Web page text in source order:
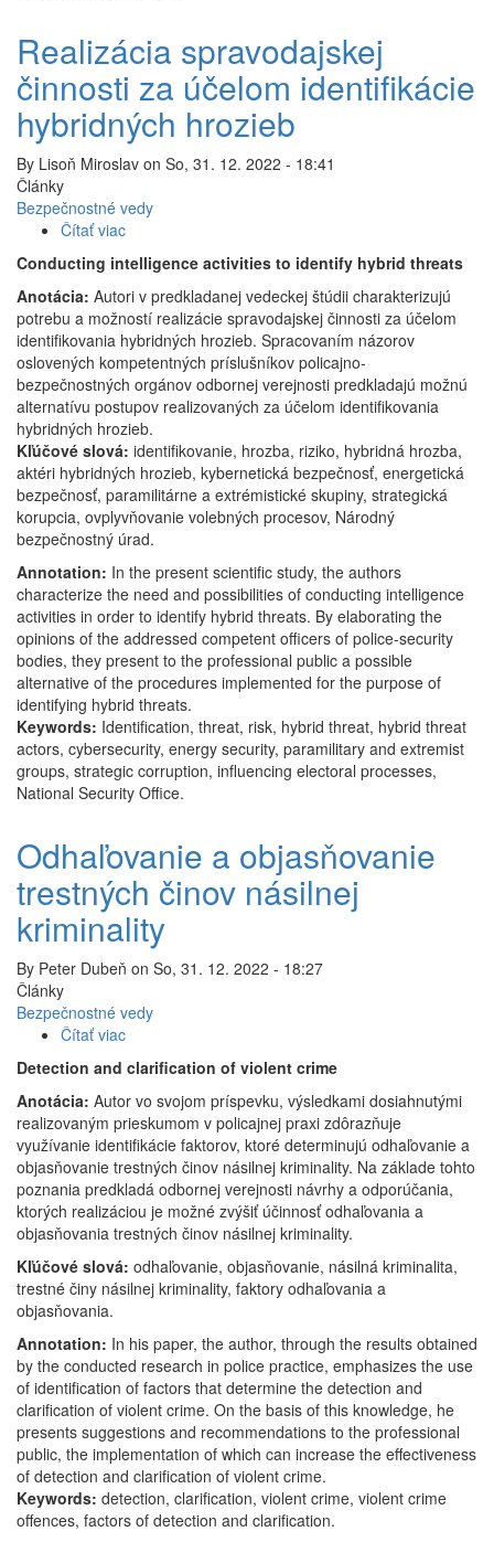
Realizácia spravodajskej
činnosti za účelom identifikácie
hybridných hrozieb
By Lisoň Miroslav on So, 31. 12. 2022 - 18:41
Články
Bezpečnostné vedy
Čítať viac
Realizácia
spravodajskej
činnosti
za
účelom
identifikácie
hybridných
hrozieb
Conducting intelligence activities to identify hybrid threats
Anotácia: Autori v predkladanej vedeckej štúdii charakterizujú
potrebu a možností realizácie spravodajskej činnosti za účelom
identifikovania hybridných hrozieb. Spracovaním názorov
oslovených kompetentných príslušníkov policajno-
bezpečnostných orgánov odbornej verejnosti predkladajú možnú
alternatívu postupov realizovaných za účelom identifikovania
hybridných hrozieb.
Kľúčové slová: identifikovanie, hrozba, riziko, hybridná hrozba,
aktéri hybridných hrozieb, kybernetická bezpečnosť, energetická
bezpečnosť, paramilitárne a extrémistické skupiny, strategická
korupcia, ovplyvňovanie volebných procesov, Národný
bezpečnostný úrad.
Annotation: In the present scientific study, the authors
characterize the need and possibilities of conducting intelligence
activities in order to identify hybrid threats. By elaborating the
opinions of the addressed competent officers of police-security
bodies, they present to the professional public a possible
alternative of the procedures implemented for the purpose of
identifying hybrid threats.
Keywords: Identification, threat, risk, hybrid threat, hybrid threat
actors, cybersecurity, energy security, paramilitary and extremist
groups, strategic corruption, influencing electoral processes,
National Security Office.
Odhaľovanie a objasňovanie
trestných činov násilnej
kriminality
By Peter Dubeň on So, 31. 12. 2022 - 18:27
Články
Bezpečnostné vedy
Čítať viac
Odhaľovanie
a
objasňovanie
trestných
činov
násilnej
kriminality
Detection and clarification of violent crime
Anotácia: Autor vo svojom príspevku, výsledkami dosiahnutými
realizovaným prieskumom v policajnej praxi zdôrazňuje
využívanie identifikácie faktorov, ktoré determinujú odhaľovanie a
objasňovanie trestných činov násilnej kriminality. Na základe tohto
poznania predkladá odbornej verejnosti návrhy a odporúčania,
ktorých realizáciou je možné zvýšiť účinnosť odhaľovania a
objasňovania trestných činov násilnej kriminality.
Kľúčové slová: odhaľovanie, objasňovanie, násilná kriminalita,
trestné činy násilnej kriminality, faktory odhaľovania a
objasňovania.
Annotation: In his paper, the author, through the results obtained
by the conducted research in police practice, emphasizes the use
of identification of factors that determine the detection and
clarification of violent crime. On the basis of this knowledge, he
presents suggestions and recommendations to the professional
public, the implementation of which can increase the effectiveness
of detection and clarification of violent crime.
Keywords: detection, clarification, violent crime, violent crime
offences, factors of detection and clarification.